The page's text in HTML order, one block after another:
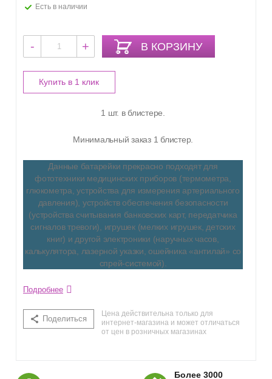
Есть в наличии
- + В КОРЗИНУ
Купить в 1 клик
1 шт. в блистере.
Минимальный заказ 1 блистер.
Данные батарейки прекрасно подходят для
фототехники медицинских приборов (термометра,
глюкометра, устройства для измерения артериального
давления), устройств обеспечения безопасности
(устройства считывания банковских карт, передатчика
сигналов тревоги), игрушек (мелких игрушек, детских
книг) и другой электроники (наручных часов,
калькулятора, лазерной указки, ошейника «антилай» со
спрей-системой).
Подробнее
Поделиться
Цена действительна только для
интернет-магазина и может отличаться
от цен в розничных магазинах
Более 3000